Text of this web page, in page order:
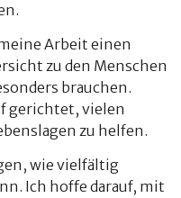
Arbeit einen
zu den Menschen
brauchen.
gerichtet, vielen
zu helfen.
wie vielfältig
Ich hoffe darauf, mit